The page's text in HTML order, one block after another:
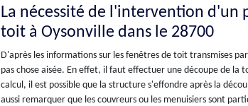
La nécessité de l'intervention d'un
toit à Oysonville dans le 28700
D'après les informations sur les fenêtres de toit transmises
pas chose aisée. En effet, il faut effectuer une découpe de la
calcul, il est possible que la structure s'effondre après la
aussi remarquer que les couvreurs ou les menuisiers sont